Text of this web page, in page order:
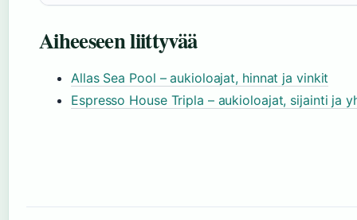
Aiheeseen liittyvää
Allas Sea Pool – aukioloajat, hinnat ja vinkit
Espresso House Tripla – aukioloajat, sijainti ja